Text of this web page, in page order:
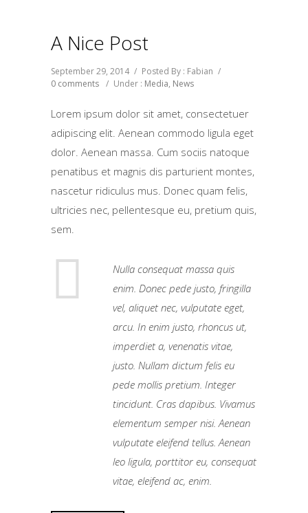
A Nice Post
September 29, 2014 / Posted By : Fabian /
0 comments / Under : Media, News
Lorem ipsum dolor sit amet, consectetuer
adipiscing elit. Aenean commodo ligula eget
dolor. Aenean massa. Cum sociis natoque
penatibus et magnis dis parturient montes,
nascetur ridiculus mus. Donec quam felis,
ultricies nec, pellentesque eu, pretium quis,
sem.
Nulla consequat massa quis
enim. Donec pede justo, fringilla
vel, aliquet nec, vulputate eget,
arcu. In enim justo, rhoncus ut,
imperdiet a, venenatis vitae,
justo. Nullam dictum felis eu
pede mollis pretium. Integer
tincidunt. Cras dapibus. Vivamus
elementum semper nisi. Aenean
vulputate eleifend tellus. Aenean
leo ligula, porttitor eu, consequat
vitae, eleifend ac, enim.